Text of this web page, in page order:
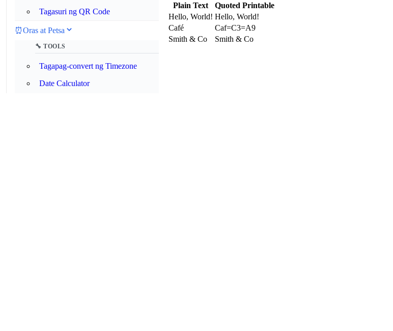
Tagasuri ng QR Code
⏰Oras at Petsa
🔧 TOOLS
Tagapag-convert ng Timezone
Date Calculator
Plain Text
Quoted Printable
Hello, World! Hello, World!
Café
Caf=C3=A9
Smith & Co
Smith & Co